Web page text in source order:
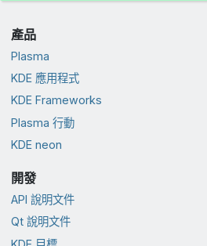
產品
Plasma
KDE 應用程式
KDE Frameworks
Plasma 行動
KDE neon
開發
API 說明文件
Qt 說明文件